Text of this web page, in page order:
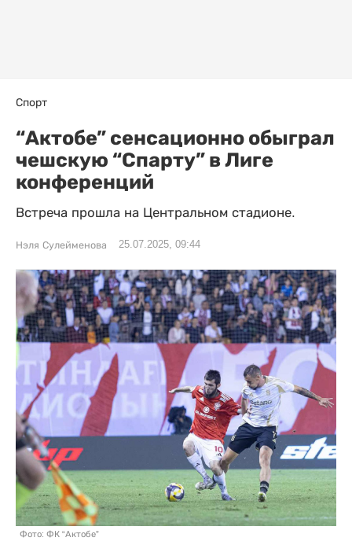
Спорт
“Актобе” сенсационно обыграл
чешскую “Спарту” в Лиге
конференций
Встреча прошла на Центральном стадионе.
Нэля Сулейменова 25.07.2025, 09:44
Фото: ФК “Актобе”